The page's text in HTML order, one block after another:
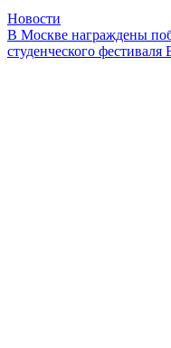
Новости
В Москве награждены
студенческого